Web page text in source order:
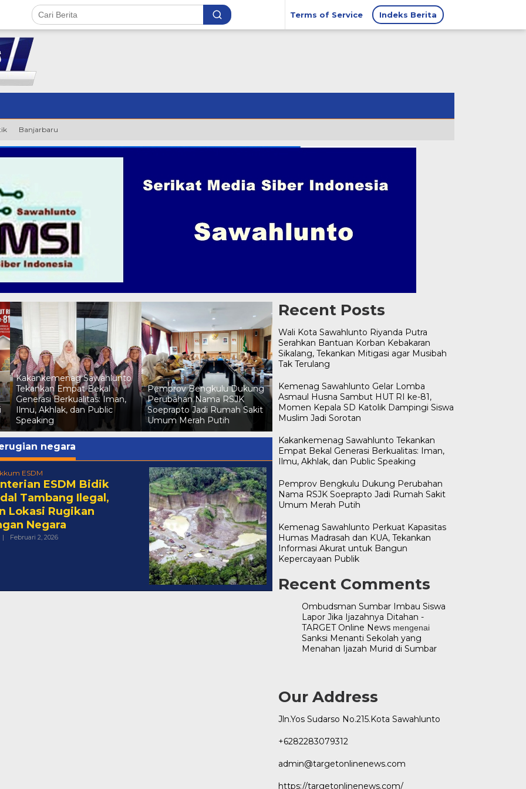
Terms of Service Indeks Berita
Banjarbaru
Kakankemenag Sawahlunto
Tekankan Empat Bekal
Generasi Berkualitas: Iman,
Ilmu, Akhlak, dan Public
Speaking
Pemprov Bengkulu Dukung
Perubahan Nama RSJK
Soeprapto Jadi Rumah Sakit
Umum Merah Putih
Kemenag Sawahlunto
Madrasah dan KUA,
Tekankan Informasi Akurat
untuk Bangun Kepercayaan
Publik
Riyanda Putra Serahkan
Bantuan Korban Kebakaran
Sikalang, Tekankan Mitigasi
negara
ESDM
ESDM Bidik
Tambang Ilegal,
Lokasi Rugikan
Negara
| Februari 2, 2026Oleh
Admin@targetonlinenews.com
Recent Posts
Wali Kota Sawahlunto Riyanda Putra
Serahkan Bantuan Korban Kebakaran
Sikalang, Tekankan Mitigasi agar Musibah
Tak Terulang
Kemenag Sawahlunto Gelar Lomba
Asmaul Husna Sambut HUT RI ke-81,
Momen Kepala SD Katolik Dampingi Siswa
Muslim Jadi Sorotan
Kakankemenag Sawahlunto Tekankan
Empat Bekal Generasi Berkualitas: Iman,
Ilmu, Akhlak, dan Public Speaking
Pemprov Bengkulu Dukung Perubahan
Nama RSJK Soeprapto Jadi Rumah Sakit
Umum Merah Putih
Kemenag Sawahlunto Perkuat Kapasitas
Humas Madrasah dan KUA, Tekankan
Informasi Akurat untuk Bangun
Kepercayaan Publik
Recent Comments
Ombudsman Sumbar Imbau Siswa
Lapor Jika Ijazahnya Ditahan -
TARGET Online Newsmengenai
Sanksi Menanti Sekolah yang
Menahan Ijazah Murid di Sumbar
Our Address
Jln.Yos Sudarso No.215.Kota Sawahlunto
+6282283079312
admin@targetonlinenews.com
https://targetonlinenews.com/